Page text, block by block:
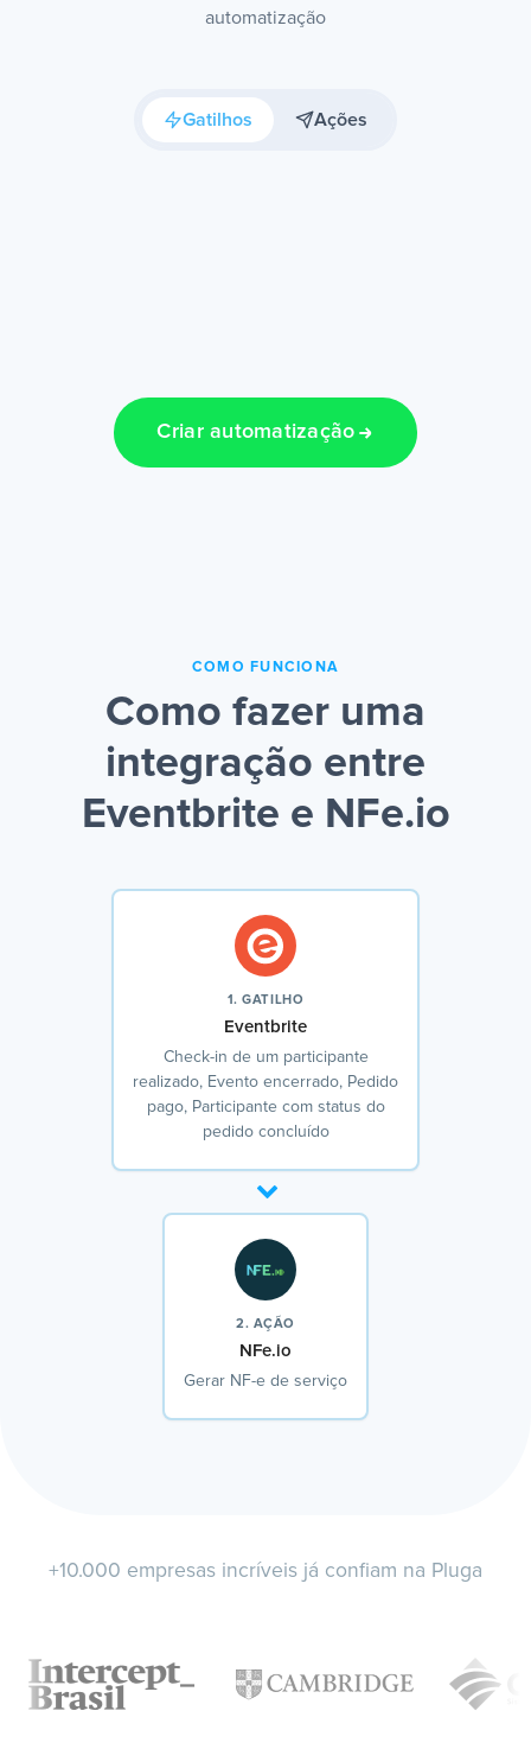
automatização
Gatilhos Ações
Criar automatização
COMO FUNCIONA
Como fazer uma
integração entre
Eventbrite e NFe.io
1. GATILHO
Eventbrite
Check-in de um participante
realizado, Evento encerrado, Pedido
pago, Participante com status do
pedido concluído
2. AÇÃO
NFe.io
Gerar NF-e de serviço
+10.000 empresas incríveis já confiam na Pluga